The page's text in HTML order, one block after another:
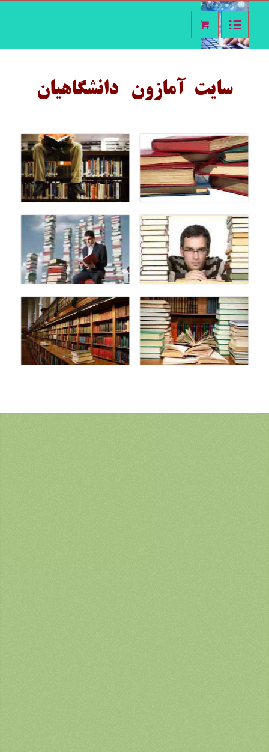
سایت آمازون دانشگاهیان